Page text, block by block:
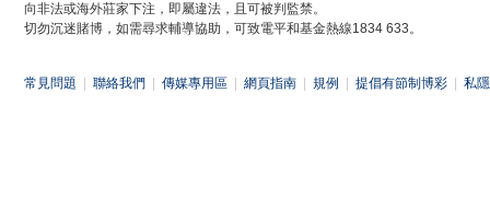
向非法或海外莊家下注，即屬違法，且可被判監禁。
切勿沉迷賭博，如需尋求輔導協助，可致電平和基金熱線1834 633。
常見問題 聯絡我們 傳媒專用區 網頁指南 規例 提倡有節制博彩 私